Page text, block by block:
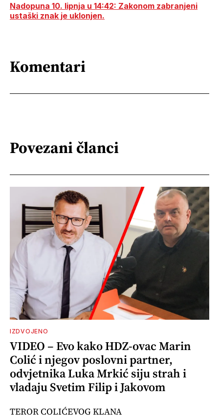
Nadopuna 10. lipnja u 14:42: Zakonom zabranjeni
ustaški znak je uklonjen.
Komentari
Povezani članci
IZDVOJENO
VIDEO – Evo kako HDZ-ovac Marin
Colić i njegov poslovni partner,
odvjetnika Luka Mrkić siju strah i
vladaju Svetim Filip i Jakovom
TEROR COLIĆEVOG KLANA